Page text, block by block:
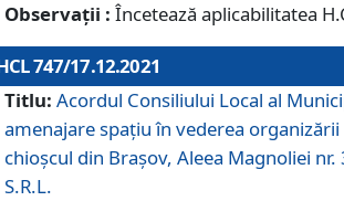
Observații : Încetează aplicabilitatea
747/17.12.2021
Titlu: Acordul Consiliului Local al
amenajare spațiu în vederea
chioșcul din Brașov, Aleea Magnoliei nr.
S.R.L.